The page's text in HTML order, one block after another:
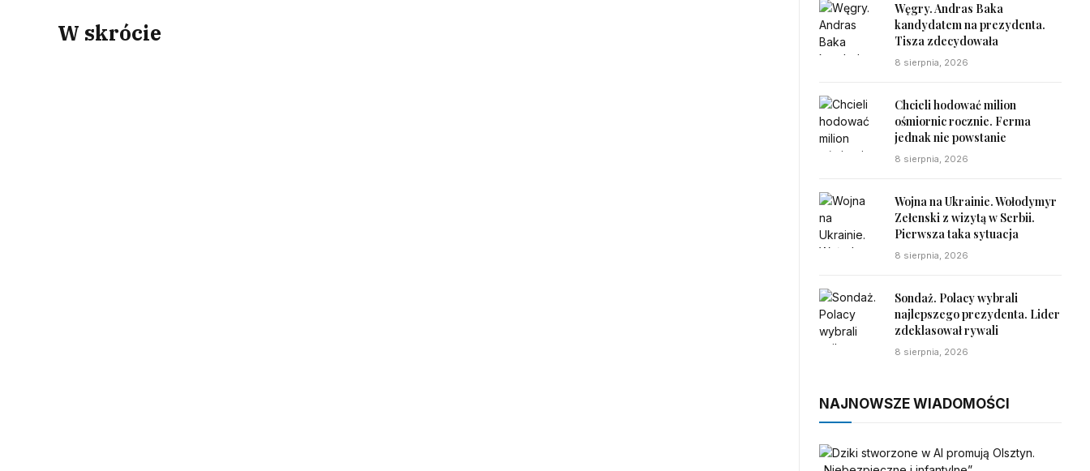
W skrócie
Węgry. Andras Baka
kandydatem na prezydenta.
Tisza zdecydowała
8 sierpnia, 2026
Chcieli hodować milion
ośmiornic rocznie. Ferma
jednak nie powstanie
8 sierpnia, 2026
Wojna na Ukrainie. Wołodymyr
Zełenski z wizytą w Serbii.
Pierwsza taka sytuacja
8 sierpnia, 2026
Sondaż. Polacy wybrali
najlepszego prezydenta. Lider
zdeklasował rywali
8 sierpnia, 2026
NAJNOWSZE WIADOMOŚCI